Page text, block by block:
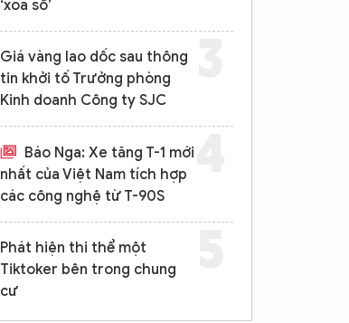
‘xóa sổ’
Giá vàng lao dốc sau thông
tin khởi tố Trưởng phòng
Kinh doanh Công ty SJC
Báo Nga: Xe tăng T-1 mới
nhất của Việt Nam tích hợp
các công nghệ từ T-90S
Phát hiện thi thể một
Tiktoker bên trong chung
cư